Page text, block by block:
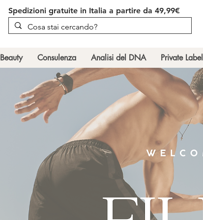
Spedizioni gratuite in Italia a partire da 49,99€
Beauty Consulenza Analisi del DNA Private Label